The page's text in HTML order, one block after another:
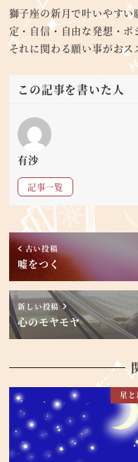
獅子座の新月で叶いやす
定・自信・自由な発想・ポ
それに関わる願い事がおス
この記事を書いた人
有沙
記事一覧
古い投稿
嘘をつく
新しい投稿
心のモヤモヤ
星と